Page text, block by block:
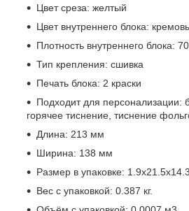
Цвет среза: желтый
Цвет внутреннего блока:
Плотность внутреннего блока:
Тип крепления: сшивка
Печать блока: 2 краски
Подходит для персонализации:
горячее тиснение, тиснение
Длина: 213 мм
Ширина: 138 мм
Размер в упаковке:
Вес с упаковкой: 0.387 кг.